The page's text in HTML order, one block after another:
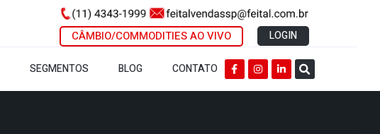
CÂMBIO/COMMODITIES AO VIVO LOGIN
SEGMENTOS BLOG CONTATO